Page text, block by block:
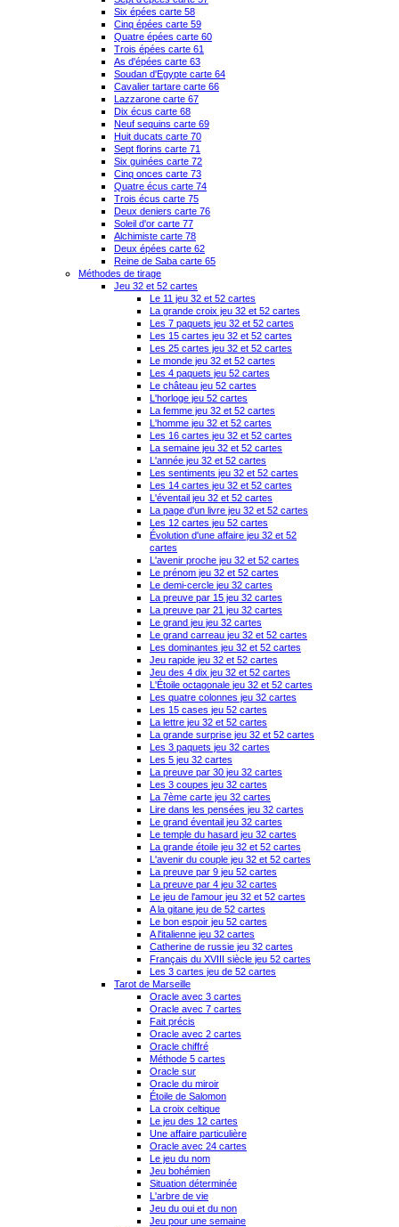
Six épées carte 58
Cinq épées carte 59
Quatre épées carte 60
Trois épées carte 61
As d'épées carte 63
Soudan d'Egypte carte 64
Cavalier tartare carte 66
Lazzarone carte 67
Dix écus carte 68
Neuf sequins carte 69
Huit ducats carte 70
Sept florins carte 71
Six guinées carte 72
Cinq onces carte 73
Quatre écus carte 74
Trois écus carte 75
Deux deniers carte 76
Soleil d'or carte 77
Alchimiste carte 78
Deux épées carte 62
Reine de Saba carte 65
Méthodes de tirage
Jeu 32 et 52 cartes
Le 11 jeu 32 et 52 cartes
La grande croix jeu 32 et 52 cartes
Les 7 paquets jeu 32 et 52 cartes
Les 15 cartes jeu 32 et 52 cartes
Les 25 cartes jeu 32 et 52 cartes
Le monde jeu 32 et 52 cartes
Les 4 paquets jeu 52 cartes
Le château jeu 52 cartes
L'horloge jeu 52 cartes
La femme jeu 32 et 52 cartes
L'homme jeu 32 et 52 cartes
Les 16 cartes jeu 32 et 52 cartes
La semaine jeu 32 et 52 cartes
L'année jeu 32 et 52 cartes
Les sentiments jeu 32 et 52 cartes
Les 14 cartes jeu 32 et 52 cartes
L'éventail jeu 32 et 52 cartes
La page d'un livre jeu 32 et 52 cartes
Les 12 cartes jeu 52 cartes
Évolution d'une affaire jeu 32 et 52
cartes
L'avenir proche jeu 32 et 52 cartes
Le prénom jeu 32 et 52 cartes
Le demi-cercle jeu 32 cartes
La preuve par 15 jeu 32 cartes
La preuve par 21 jeu 32 cartes
Le grand jeu jeu 32 cartes
Le grand carreau jeu 32 et 52 cartes
Les dominantes jeu 32 et 52 cartes
Jeu rapide jeu 32 et 52 cartes
Jeu des 4 dix jeu 32 et 52 cartes
L'Étoile octagonale jeu 32 et 52 cartes
Les quatre colonnes jeu 32 cartes
Les 15 cases jeu 52 cartes
La lettre jeu 32 et 52 cartes
La grande surprise jeu 32 et 52 cartes
Les 3 paquets jeu 32 cartes
Les 5 jeu 32 cartes
La preuve par 30 jeu 32 cartes
Les 3 coupes jeu 32 cartes
La 7ème carte jeu 32 cartes
Lire dans les pensées jeu 32 cartes
Le grand éventail jeu 32 cartes
Le temple du hasard jeu 32 cartes
La grande étoile jeu 32 et 52 cartes
L'avenir du couple jeu 32 et 52 cartes
La preuve par 9 jeu 52 cartes
La preuve par 4 jeu 32 cartes
Le jeu de l'amour jeu 32 et 52 cartes
A la gitane jeu de 52 cartes
Le bon espoir jeu 52 cartes
A l'italienne jeu 32 cartes
Catherine de russie jeu 32 cartes
Français du XVIII siècle jeu 52 cartes
Les 3 cartes jeu de 52 cartes
Tarot de Marseille
Oracle avec 3 cartes
Oracle avec 7 cartes
Fait précis
Oracle avec 2 cartes
Oracle chiffré
Méthode 5 cartes
Oracle sur
Oracle du miroir
Étoile de Salomon
La croix celtique
Le jeu des 12 cartes
Une affaire particulière
Oracle avec 24 cartes
Le jeu du nom
Jeu bohémien
Situation déterminée
L'arbre de vie
Jeu du oui et du non
Jeu pour une semaine